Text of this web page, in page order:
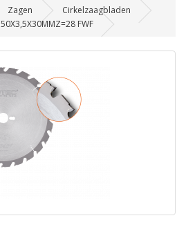
Zagen
Cirkelzaagbladen
FWF